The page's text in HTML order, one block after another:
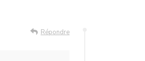
Répondre